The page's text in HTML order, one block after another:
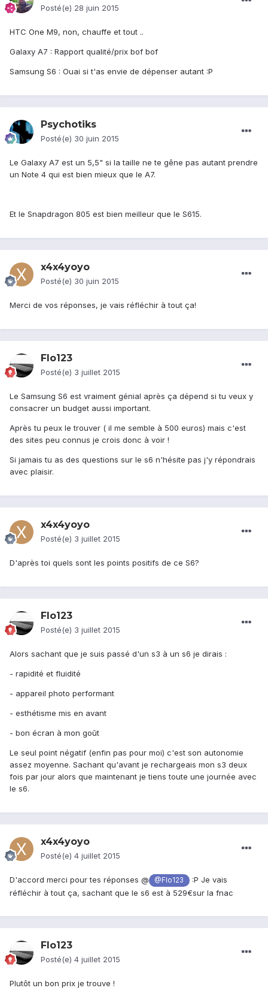
Posté(e) 28 juin 2015
HTC One M9, non, chauffe et tout ..
Galaxy A7 : Rapport qualité/prix bof bof
Samsung S6 : Ouai si t'as envie de dépenser autant :P
Psychotiks
Posté(e) 30 juin 2015
Le Galaxy A7 est un 5,5" si la taille ne te gêne pas autant prendre
un Note 4 qui est bien mieux que le A7.
Et le Snapdragon 805 est bien meilleur que le S615.
x4x4yoyo
Posté(e) 30 juin 2015
Merci de vos réponses, je vais réfléchir à tout ça!
Flo123
Posté(e) 3 juillet 2015
Le Samsung S6 est vraiment génial après ça dépend si tu veux y
consacrer un budget aussi important.
Après tu peux le trouver ( il me semble à 500 euros) mais c'est
des sites peu connus je crois donc à voir !
Si jamais tu as des questions sur le s6 n'hésite pas j'y répondrais
avec plaisir.
x4x4yoyo
Posté(e) 3 juillet 2015
D'après toi quels sont les points positifs de ce S6?
Flo123
Posté(e) 3 juillet 2015
Alors sachant que je suis passé d'un s3 à un s6 je dirais :
- rapidité et fluidité
- appareil photo performant
- esthétisme mis en avant
- bon écran à mon goût
Le seul point négatif (enfin pas pour moi) c'est son autonomie
assez moyenne. Sachant qu'avant je rechargeais mon s3 deux
fois par jour alors que maintenant je tiens toute une journée avec
le s6.
x4x4yoyo
Posté(e) 4 juillet 2015
D'accord merci pour tes réponses @ @Flo123
:P Je vais
réfléchir à tout ça, sachant que le s6 est à 529€sur la fnac
Flo123
Posté(e) 4 juillet 2015
Plutôt un bon prix je trouve !